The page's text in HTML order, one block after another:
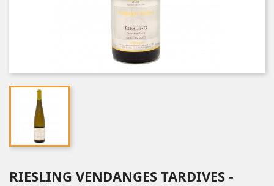
RIESLING VENDANGES TARDIVES -